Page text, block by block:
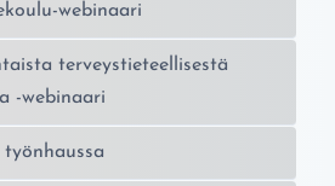
webinaari
terveystieteellisestä
-webinaari
työnhaussa